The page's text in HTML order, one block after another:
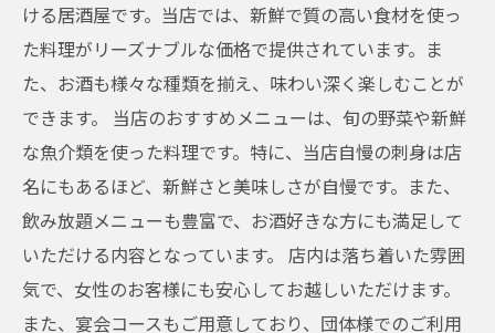
ける居酒屋です。当店では、新鮮で質の高い食材を使っ
た料理がリーズナブルな価格で提供されています。ま
た、お酒も様々な種類を揃え、味わい深く楽しむことが
できます。 当店のおすすめメニューは、旬の野菜や新鮮
な魚介類を使った料理です。特に、当店自慢の刺身は店
名にもあるほど、新鮮さと美味しさが自慢です。また、
飲み放題メニューも豊富で、お酒好きな方にも満足して
いただける内容となっています。 店内は落ち着いた雰囲
気で、女性のお客様にも安心してお越しいただけます。
また、宴会コースもご用意しており、団体様でのご利用